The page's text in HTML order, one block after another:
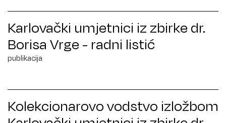
Karlovački umjetnici iz zbirke dr.
Borisa Vrge - radni listić
publikacija
Kolekcionarovo vodstvo izložbom